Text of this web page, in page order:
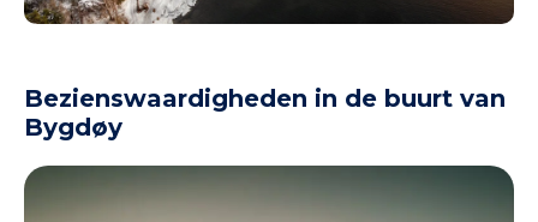
Bezienswaardigheden in de buurt van
Bygdøy